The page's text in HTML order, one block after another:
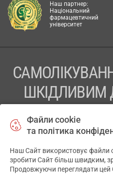
Наш партнер:
Національний
фармацевтичний
університет
ШКІДЛИВИМ
ПЕРЕД ЗАСТОСУВАННЯМ
ТОВ «АПТЕКА 911.ЮА»
Файли cookie
та політика
Наш Сайт використовує файли
зробити Сайт більш швидким,
Продовжуючи переглядати цей